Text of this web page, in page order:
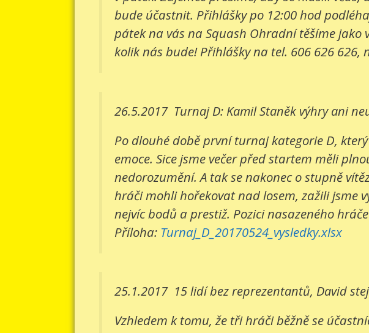
bude účastnit. Přihlášky po 12:00 hod
pátek na vás na Squash Ohradní těšíme jako
kolik nás bude! Přihlášky na tel. 606 626 626,
26.5.2017 Turnaj D: Kamil Staněk výhry ani
Po dlouhé době první turnaj kategorie D,
emoce. Sice jsme večer před startem měli
nedorozumění. A tak se nakonec o stupně
hráči mohli hořekovat nad losem, zažili jsme
nejvíc bodů a prestiž. Pozici nasazeného
Příloha: Turnaj_D_20170524_vysledky.xlsx
25.1.2017 15 lidí bez reprezentantů, David
Vzhledem k tomu, že tři hráči běžně se